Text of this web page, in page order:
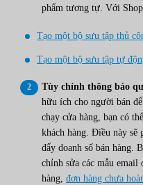
phẩm tương tự. Với
Tạo một bộ sưu tập thủ
Tạo một bộ sưu tập tự
Tùy chỉnh thông báo
hữu ích cho người bán
chạy cửa hàng, bạn có
khách hàng. Điều này sẽ
đẩy doanh số bán hàng.
chỉnh sửa các mẫu email
hàng, đơn hàng chưa